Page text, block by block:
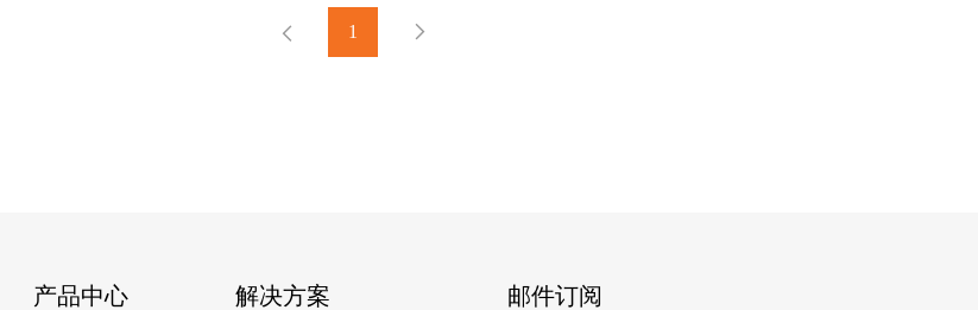
1
产品中心 解决方案 邮件订阅